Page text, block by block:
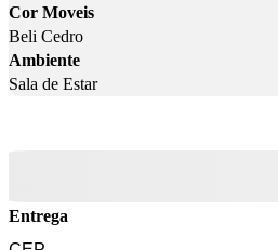
Cor Moveis
Beli Cedro
Ambiente
Sala de Estar
Entrega